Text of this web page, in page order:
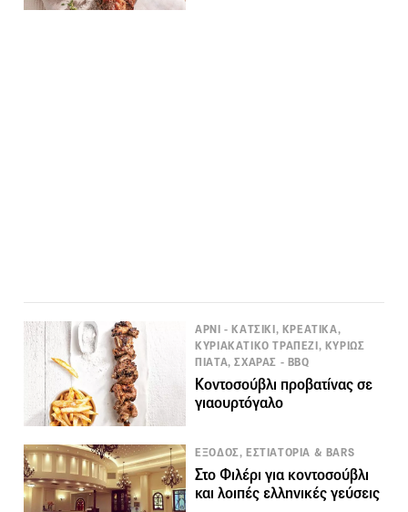
ΑΡΝΙ - ΚΑΤΣΙΚΙ, ΚΡΕΑΤΙΚΑ,
ΚΥΡΙΑΚΑΤΙΚΟ ΤΡΑΠΕΖΙ, ΚΥΡΙΩΣ
ΠΙΑΤΑ, ΣΧΑΡΑΣ - BBQ
Κοντοσούβλι προβατίνας σε
γιαουρτόγαλο
ΕΞΟΔΟΣ, ΕΣΤΙΑΤΟΡΙΑ & BARS
Στο Φιλέρι για κοντοσούβλι
και λοιπές ελληνικές γεύσεις